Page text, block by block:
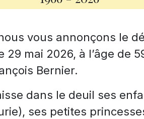
vous annonçons le
mai 2026, à l’âge de
Bernier.
dans le deuil ses
ses petites